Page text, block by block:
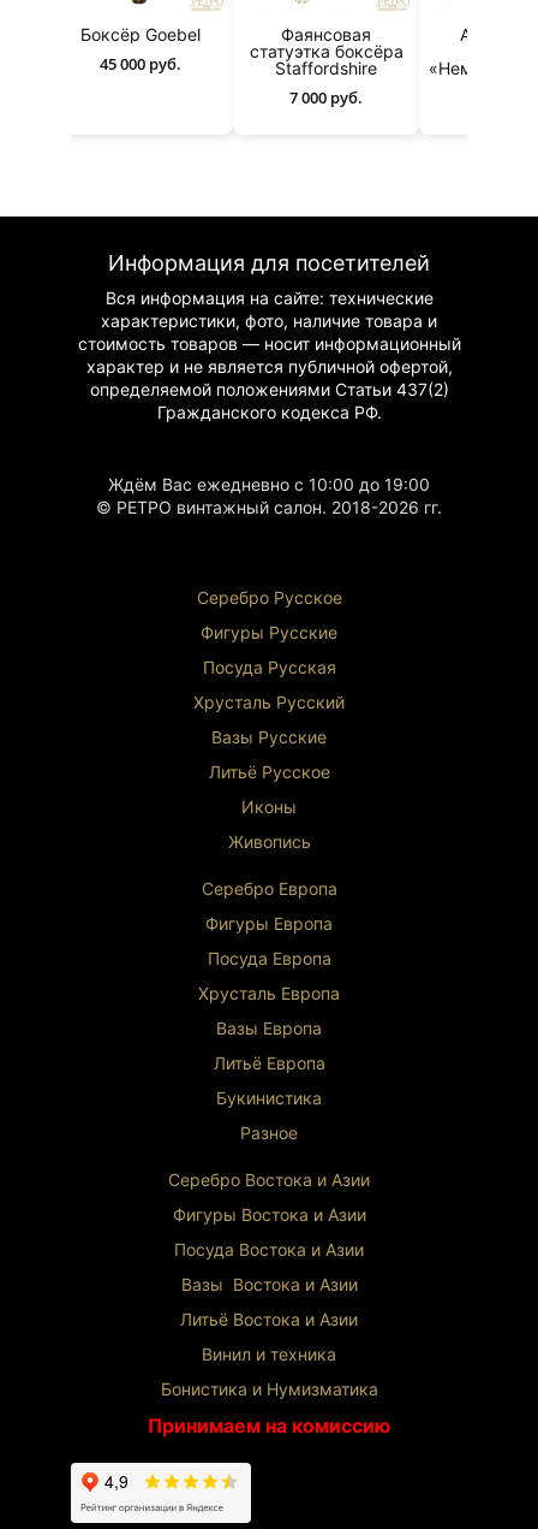
Боксёр Goebel
45 000 руб.
Фаянсовая
статуэтка боксёра
Staffordshire
7 000 руб.
«Немецкий
Информация для посетителей
Вся информация на сайте: технические
характеристики, фото, наличие товара и
стоимость товаров — носит информационный
характер и не является публичной офертой,
определяемой положениями Статьи 437(2)
Гражданскогокодекса РФ.
Ждём Вас ежедневно с 10:00 до 19:00
© РЕТРО винтажный салон. 2018-2026 гг.
Серебро Русское
Фигуры Русские
Посуда Русская
Хрусталь Русский
Вазы Русские
Литьё Русское
Иконы
Живопись
Серебро Европа
Фигуры Европа
Посуда Европа
Хрусталь Европа
Вазы Европа
Литьё Европа
Букинистика
Разное
Серебро Востока и Азии
Фигуры Востока и Азии
Посуда Востока и Азии
Вазы Востока и Азии
Литьё Востока и Азии
Винил и техника
Бонистика и Нумизматика
Принимаем на комиссию